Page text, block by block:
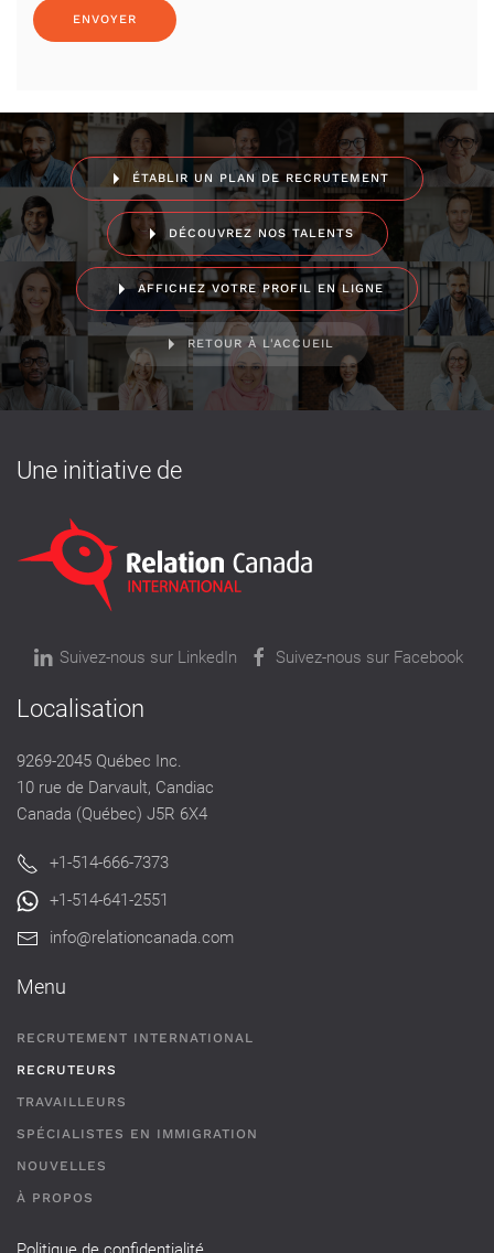
ÉTABLIR UN PLAN DE RECRUTEMENT
DÉCOUVREZ NOS TALENTS
AFFICHEZ VOTRE PROFIL EN LIGNE
RETOUR À L'ACCUEIL
Une initiative de
Suivez-nous sur LinkedIn Suivez-nous sur Facebook
Localisation
9269-2045 Québec Inc.
10 rue de Darvault, Candiac
Canada (Québec) J5R 6X4
+1-514-666-7373
+1-514-641-2551
info@relationcanada.com
Menu
RECRUTEMENT INTERNATIONAL
RECRUTEURS
TRAVAILLEURS
SPÉCIALISTES EN IMMIGRATION
NOUVELLES
À PROPOS